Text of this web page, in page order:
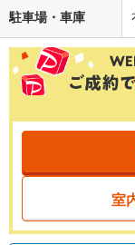
駐車場・車庫
室